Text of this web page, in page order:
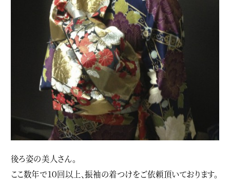
後ろ姿の美人さん。
ここ数年で１０回以上、振袖の着つけをご依頼頂いております。